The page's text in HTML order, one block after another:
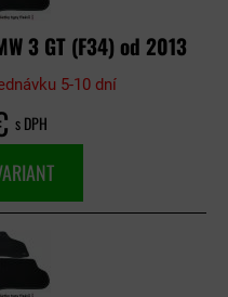
3 GT (F34) od 2013
5-10 dní
s DPH